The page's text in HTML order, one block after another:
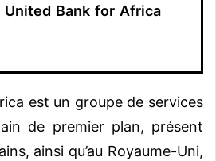
United Bank for Africa
est un groupe de services
de premier plan, présent
ainsi qu’au Royaume-Uni,